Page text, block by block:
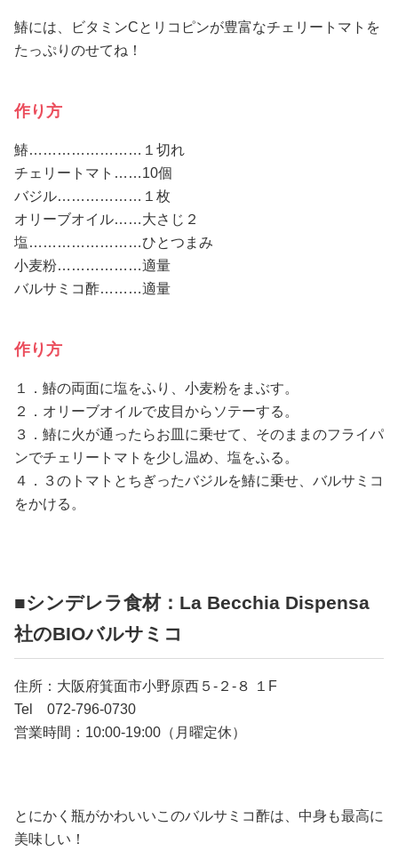
鰆には、ビタミンCとリコピンが豊富なチェリートマトを
たっぷりのせてね！
作り方
鰆……………………１切れ
チェリートマト……10個
バジル………………１枚
オリーブオイル……大さじ２
塩……………………ひとつまみ
小麦粉………………適量
バルサミコ酢………適量
作り方
１．鰆の両面に塩をふり、小麦粉をまぶす。
２．オリーブオイルで皮目からソテーする。
３．鰆に火が通ったらお皿に乗せて、そのままのフライパ
ンでチェリートマトを少し温め、塩をふる。
４．３のトマトとちぎったバジルを鰆に乗せ、バルサミコ
をかける。
■シンデレラ食材：La Becchia Dispensa
社のBIOバルサミコ
住所：大阪府箕面市小野原西５-２-８ １F
Tel 072-796-0730
営業時間：10:00-19:00（月曜定休）
とにかく瓶がかわいいこのバルサミコ酢は、中身も最高に
美味しい！